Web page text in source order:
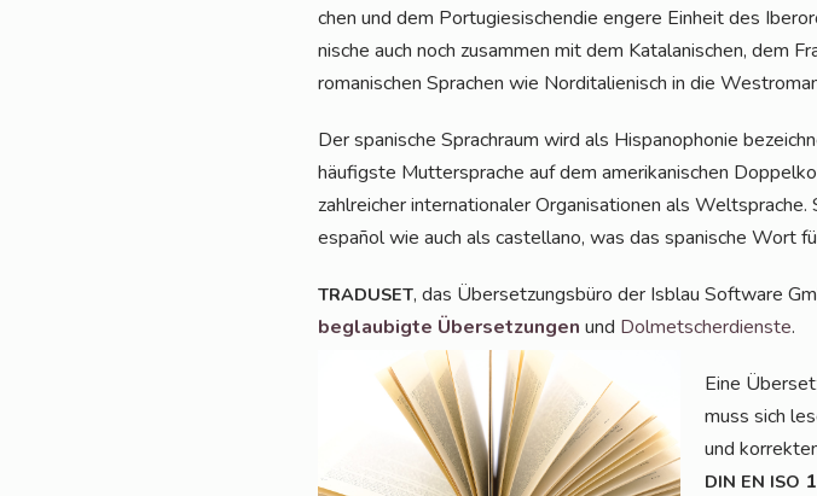
chen und dem Por­tu­gie­si­schen­die enge­re Ein­heit des
ni­sche auch noch zusam­men mit dem Kata­la­ni­schen, dem
roma­ni­schen Spra­chen wie Nord­ita­lie­nisch in die
Der spa­ni­sche Sprach­raum wird als His­pano­pho­nie
häu­figs­te Mut­ter­spra­che auf dem ame­ri­ka­ni­schen
zahl­rei­cher inter­na­tio­na­ler Orga­ni­sa­tio­nen als
espa­ñol wie auch als cas­tel­lano, was das spa­ni­sche Wort
TRADUSET, das Über­set­zungs­bü­ro der Isblau Soft­ware
beglau­big­te Über­set­zun­gen und Dol­met­scher­diens­te.
Eine
muss sich
und
DIN EN ISO